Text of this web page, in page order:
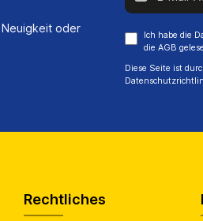
oder
Ich habe die
die AGB
Diese Seite ist
Rechtliches